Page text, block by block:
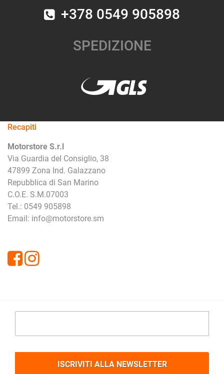
+378 0549 905898
SPEDIZIONE
Recapiti
Motorstore S.r.l
Via Guardia del Consiglio, 38
47899 Zona Ind. Galazzano
Repubblica di San Marino
C.O.E. S.M.07003
Tel.: 0549 905898
Email: info@motorstore.sm
FacebookInstagram